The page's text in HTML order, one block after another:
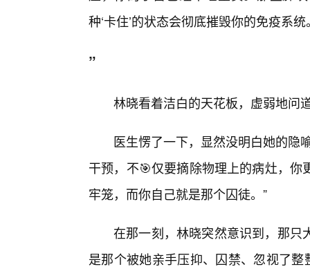
种‘卡住’的状态会彻底摧毁你的免疫系统
”
林晓看着洁白的天花板，虚弱地
医生愣了一下，显然没明白她的隐
干预，不🎯仅要摘除物理上的病灶，
牢笼，而你自己就是那个囚徒。”
在那一刻，林晓突然意识到，那
是那个被她亲手压抑、囚禁、忽视了